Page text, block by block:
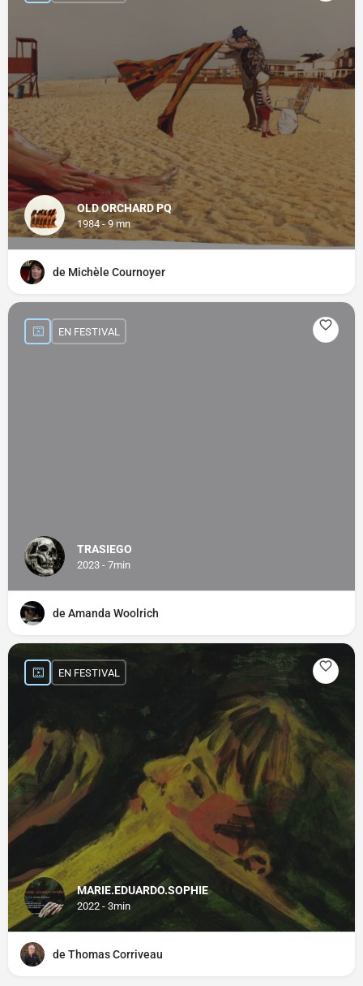
OLD ORCHARD PQ
1984 - 9 mn
de Michèle Cournoyer
TRASIEGO
2023 - 7min
EN FESTIVAL
de Amanda Woolrich
MARIE.EDUARDO.SOPHIE
2022 - 3min
EN FESTIVAL
de Thomas Corriveau